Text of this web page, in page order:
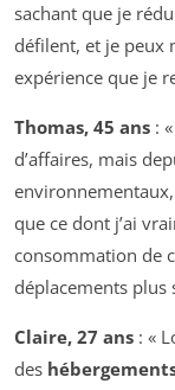
sachant que je
défilent, et je peux
expérience que je
Thomas, 45 ans :
d’affaires, mais
environnementaux,
que ce dont j’ai
consommation de
déplacements plus
Claire, 27 ans : «
des